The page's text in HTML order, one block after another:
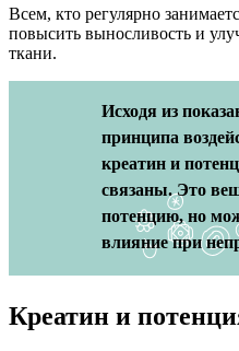
Всем, кто регулярно
повысить выносливость и
ткани.
Исходя из
принципа
креатин и
связаны. Это
потенцию, но
влияние при
Креатин и